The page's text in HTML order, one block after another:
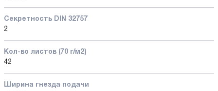
Секретность DIN 32757
2
Кол-во листов (70 г/м2)
42
Ширина гнезда подачи